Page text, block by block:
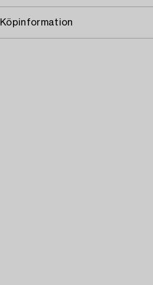
Köpinformation